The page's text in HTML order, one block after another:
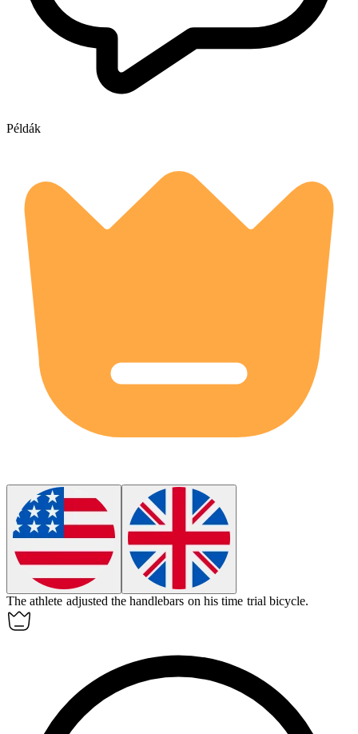
Példák
The athlete adjusted the handlebars on histime trial bicycle.